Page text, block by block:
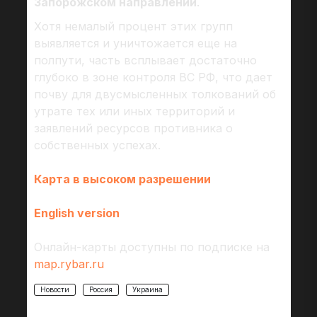
Хотя немалый процент этих групп
выявляется и уничтожается еще на
полпути, часть всплывает достаточно
глубоко в зоне контроля ВС РФ, что дает
почву для двусмысленных толкований об
утрате тех или иных территорий и
заявлений ресурсов противника о
собственных успехах.
Карта в высоком разрешении
English version
Онлайн-карты доступны по подписке на
map.rybar.ru
Новости Россия Украина